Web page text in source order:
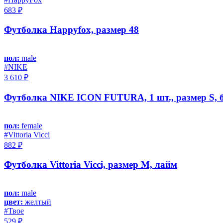
683 ₽
Футболка Happyfox, размер 48
пол: male
#NIKE
3 610 ₽
Футболка NIKE ICON FUTURA, 1 шт., размер S,
пол: female
#Vittoria Vicci
882 ₽
Футболка Vittoria Vicci, размер M, лайм
пол: male
цвет: желтый
#Твое
529 ₽